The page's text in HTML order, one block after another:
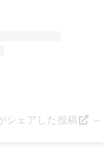
シェアした投稿 –